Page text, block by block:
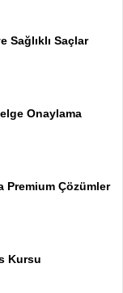
Sağlıklı Saçlar
Onaylama
Premium Çözümler
Kursu